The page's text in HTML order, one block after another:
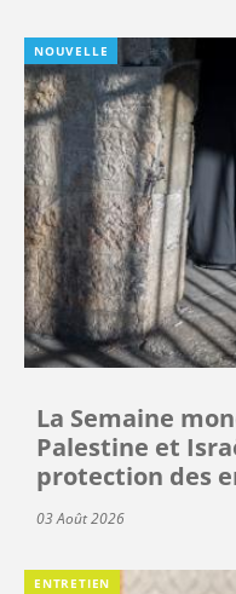
NOUVELLE
La Semaine
Palestine et
protection des
03 Août 2026
ENTRETIEN